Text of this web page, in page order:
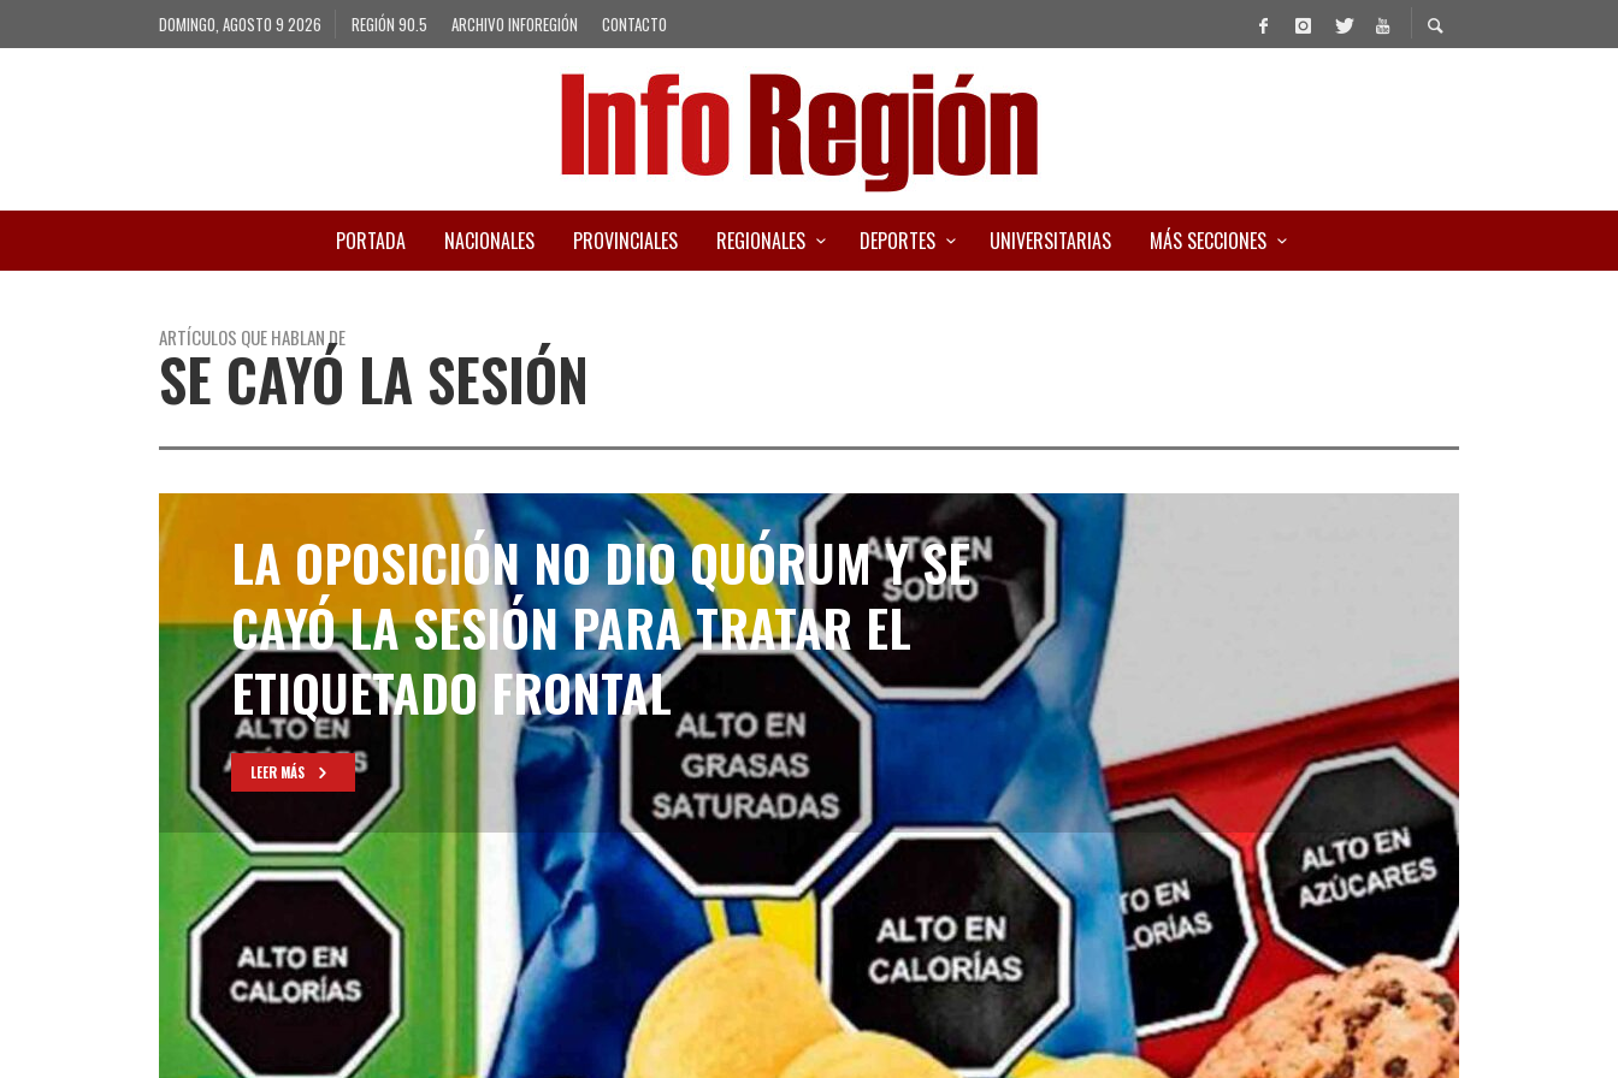
DOMINGO, AGOSTO 9 2026 REGIÓN 90.5 ARCHIVO INFOREGIÓN CONTACTO
PORTADA NACIONALES PROVINCIALES REGIONALES DEPORTES UNIVERSITARIAS MÁS SECCIONES
ARTÍCULOS QUE HABLAN DE
SE CAYÓ LA SESIÓN
LA OPOSICIÓN NO DIO QUÓRUM Y SE
CAYÓ LA SESIÓN PARA TRATAR EL
ETIQUETADO FRONTAL
LEER MÁS